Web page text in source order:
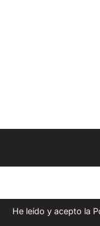
He leído y acepto la